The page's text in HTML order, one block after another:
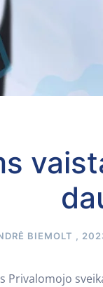
BIEMOLT ,
Privalomojo